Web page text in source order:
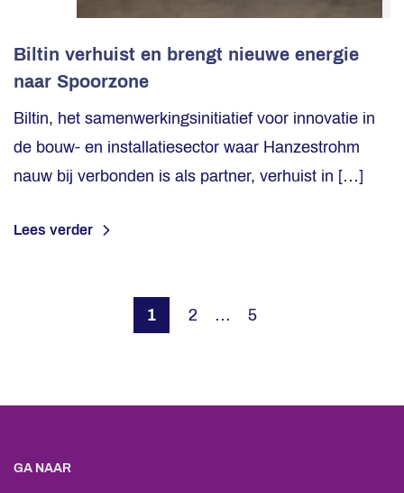
Biltin verhuist en brengt nieuwe energie
naar Spoorzone
Biltin, het samenwerkingsinitiatief voor innovatie in
de bouw- en installatiesector waar Hanzestrohm
nauw bij verbonden is als partner, verhuist in […]
Lees verder
Berichten paginering
1 2 … 5
GA NAAR